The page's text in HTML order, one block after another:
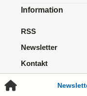
Information
RSS
Newsletter
Kontakt